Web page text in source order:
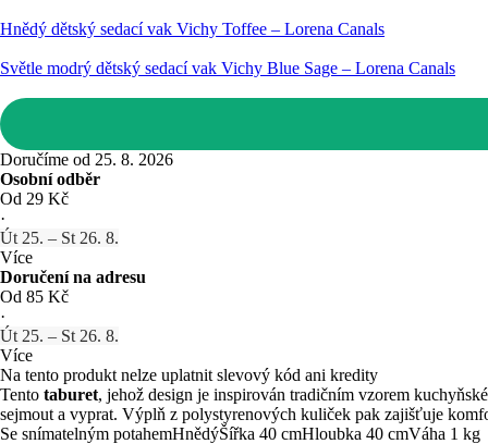
Hnědý dětský sedací vak Vichy Toffee – Lorena Canals
Světle modrý dětský sedací vak Vichy Blue Sage – Lorena Canals
Doručíme od 25. 8. 2026
Osobní odběr
Od 29 Kč
·
Út 25. – St 26. 8.
Více
Doručení na adresu
Od 85 Kč
·
Út 25. – St 26. 8.
Více
Na tento produkt nelze uplatnit slevový kód ani kredity
Tento taburet, jehož design je inspirován tradičním vzorem
sejmout a vyprat. Výplň z polystyrenových kuliček pak zajišťuje
Se snímatelným potahemHnědýŠířka 40 cmHloubka 40 cmVáha 1 kg